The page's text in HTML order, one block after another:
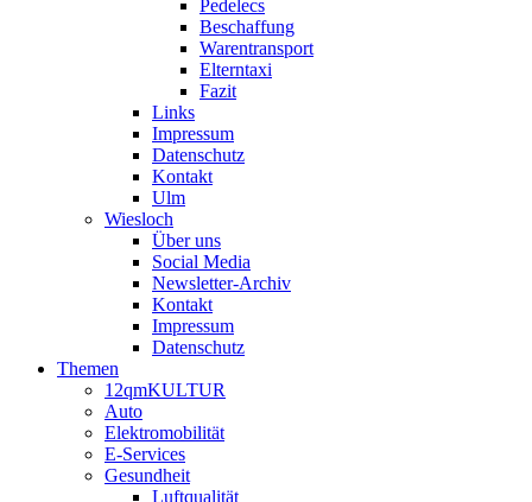
Pedelecs
Beschaffung
Warentransport
Elterntaxi
Fazit
Links
Impressum
Datenschutz
Kontakt
Ulm
Wiesloch
Über uns
Social Media
Newsletter-Archiv
Kontakt
Impressum
Datenschutz
Themen
12qmKULTUR
Auto
Elektromobilität
E-Services
Gesundheit
Luftqualität